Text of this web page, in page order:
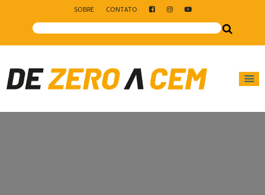
SOBRE CONTATO
Main Navigation